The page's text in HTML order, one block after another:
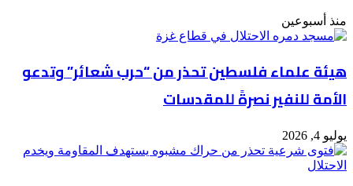
منذ أسبوعين
هيئة علماء فلسطين تحذر من “حرب شعائر” وتدعو
الأمة للنفير نصرةً للمقدسات
يوليو 4, 2026